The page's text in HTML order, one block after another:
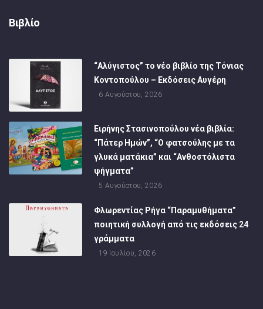
Βιβλίο
“Αλύγιστος” το νέο βιβλίο της Τόνιας
Κοντοπούλου – Εκδόσεις Αυγέρη
6 Αυγούστου, 2026
Ειρήνης Στασινοπούλου νέα βιβλία:
“Πάτερ Ημών”, “Ο φατσούλης με τα
γλυκά ματάκια” και “Ανθοστόλιστα
ψήγματα”
5 Αυγούστου, 2026
Φλωρεντίας Ρήγα “Παραμυθήματα”
ποιητική συλλογή από τις εκδόσεις 24
γράμματα
19 Ιουλίου, 2026